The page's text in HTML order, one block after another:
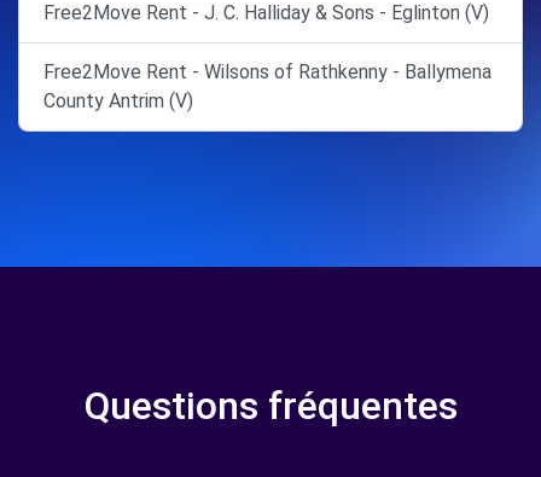
Free2Move Rent - J. C. Halliday & Sons - Eglinton (V)
Free2Move Rent - Wilsons of Rathkenny - Ballymena
County Antrim (V)
Questions fréquentes